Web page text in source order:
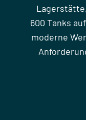
600 Tanks
moderne